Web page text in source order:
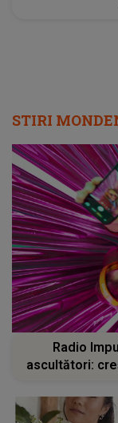
STIRI
Radio
ascultători: